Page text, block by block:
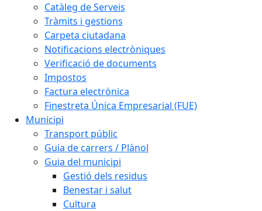
Catàleg de Serveis
Tràmits i gestions
Carpeta ciutadana
Notificacions electròniques
Verificació de documents
Impostos
Factura electrònica
Finestreta Única Empresarial (FUE)
Municipi
Transport públic
Guia de carrers / Plànol
Guia del municipi
Gestió dels residus
Benestar i salut
Cultura